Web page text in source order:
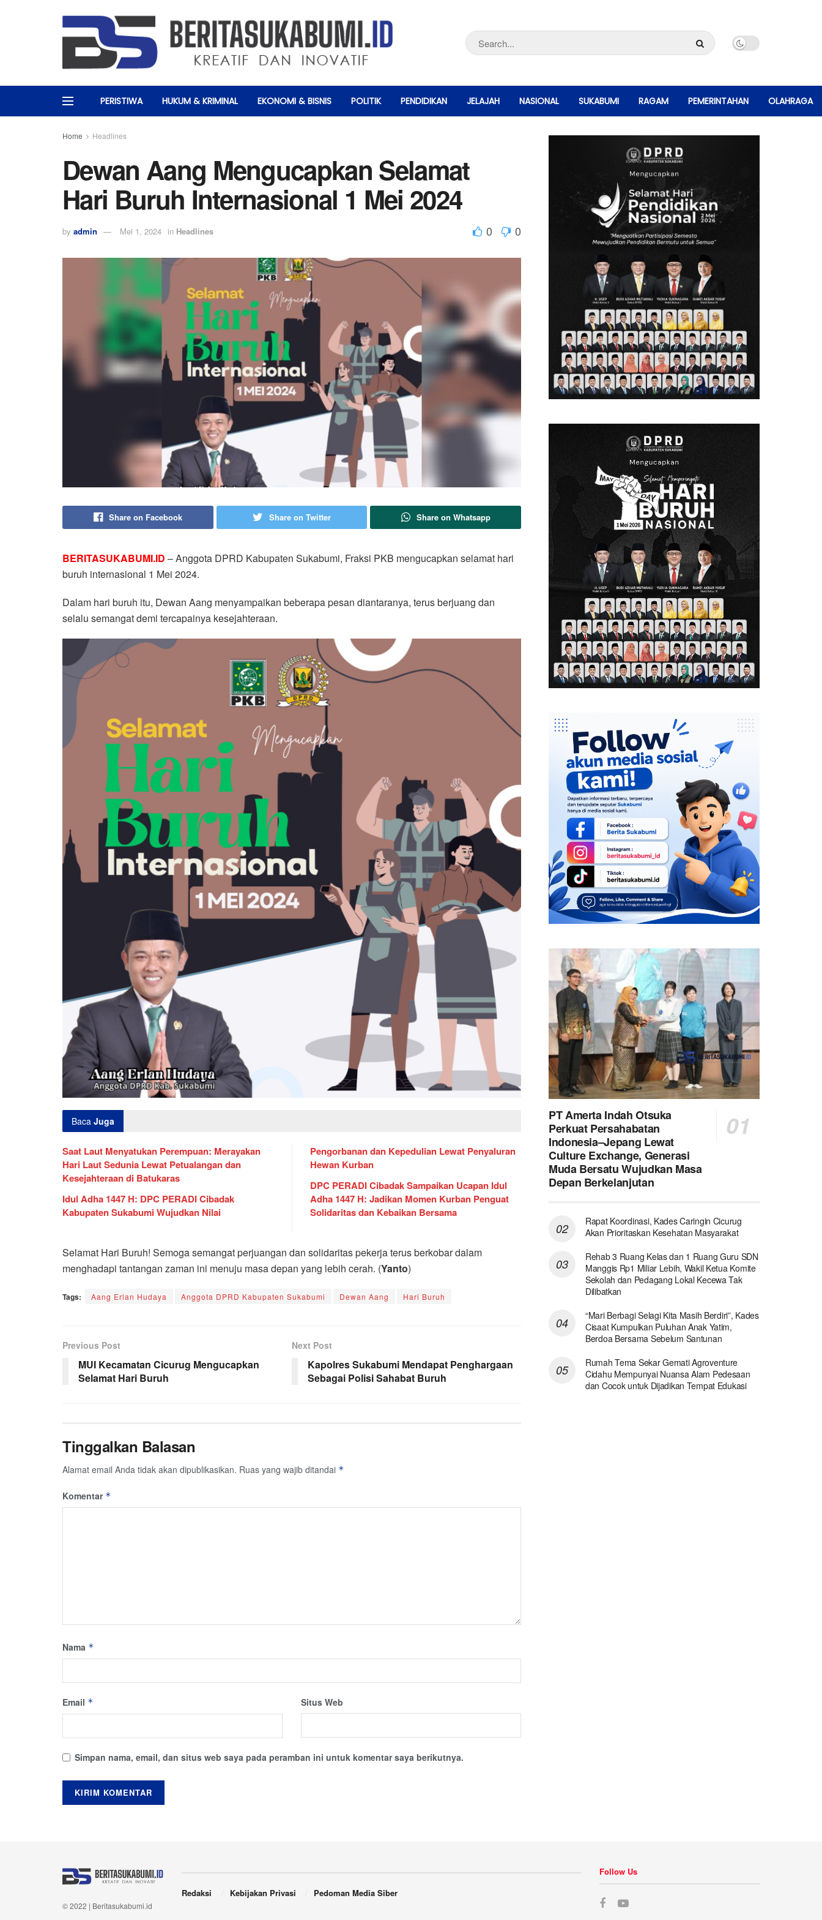
PERISTIWA HUKUM & KRIMINAL EKONOMI & BISNIS POLITIK PENDIDIKAN JELAJAH NASIONAL SUKABUMI RAGAM PEMERINTAHAN OLAHRAGA
Home Headlines
Dewan Aang Mengucapkan Selamat
Hari Buruh Internasional 1 Mei 2024
by admin Mei 1, 2024 in Headlines 0 0
Share on Facebook Share on Twitter Share on Whatsapp
BERITASUKABUMI.ID – Anggota DPRD Kabupaten Sukabumi, Fraksi PKB mengucapkan selamat hari
buruh internasional 1 Mei 2024.
Dalam hari buruh itu, Dewan Aang menyampaikan beberapa pesan diantaranya, terus berjuang dan
selalu semangat demi tercapainya kesejahteraan.
Baca Juga
Saat Laut Menyatukan Perempuan: Merayakan
Hari Laut Sedunia Lewat Petualangan dan
Kesejahteraan di Batukaras
Idul Adha 1447 H: DPC PERADI Cibadak
Kabupaten Sukabumi Wujudkan Nilai
Pengorbanan dan Kepedulian Lewat Penyaluran
Hewan Kurban
DPC PERADI Cibadak Sampaikan Ucapan Idul
Adha 1447 H: Jadikan Momen Kurban Penguat
Solidaritas dan Kebaikan Bersama
Selamat Hari Buruh! Semoga semangat perjuangan dan solidaritas pekerja terus berkobar dalam
menghadapi tantangan zaman ini menuju masa depan yang lebih cerah. (Yanto)
Tags: Aang Erlan Hudaya Anggota DPRD Kabupaten Sukabumi Dewan Aang Hari Buruh
Previous Post
MUI Kecamatan Cicurug Mengucapkan
Selamat Hari Buruh
Next Post
Kapolres Sukabumi Mendapat Penghargaan
Sebagai Polisi Sahabat Buruh
Tinggalkan Balasan
Alamat email Anda tidak akan dipublikasikan. Ruas yang wajib ditandai *
Komentar *
Nama *
Email * Situs Web
Simpan nama, email, dan situs web saya pada peramban ini untuk komentar saya berikutnya.
PT Amerta Indah Otsuka
Perkuat Persahabatan
Indonesia–Jepang Lewat
Culture Exchange, Generasi
Muda Bersatu Wujudkan Masa
Depan Berkelanjutan
Rapat Koordinasi, Kades Caringin Cicurug
Akan Prioritaskan Kesehatan Masyarakat
Rehab 3 Ruang Kelas dan 1 Ruang Guru SDN
Manggis Rp1 Miliar Lebih, Wakil Ketua Komite
Sekolah dan Pedagang Lokal Kecewa Tak
Dilibatkan
“Mari Berbagi Selagi Kita Masih Berdiri”, Kades
Cisaat Kumpulkan Puluhan Anak Yatim,
Berdoa Bersama Sebelum Santunan
Rumah Tema Sekar Gemati Agroventure
Cidahu Mempunyai Nuansa Alam Pedesaan
dan Cocok untuk Dijadikan Tempat Edukasi
© 2022 | Beritasukabumi.id
Redaksi Kebijakan Privasi Pedoman Media Siber
Follow Us